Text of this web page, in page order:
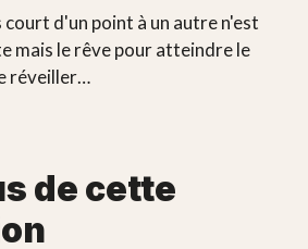
court d'un point à un autre n'est
mais le rêve pour atteindre le
réveiller…
de cette